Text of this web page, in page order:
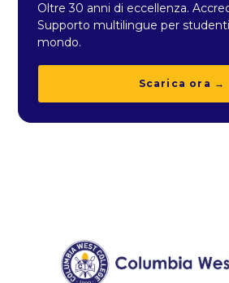
Oltre 30 anni di eccellenza.
Supporto multilingue per
mondo.
Scarica ora →